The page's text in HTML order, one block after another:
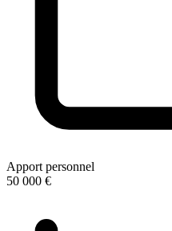
Apport personnel
50 000 €